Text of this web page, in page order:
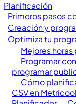
Planificación
Primeros pasos
Creación y
Optimiza tu
Mejores
Programar
programar
Cómo
CSV en Metricool